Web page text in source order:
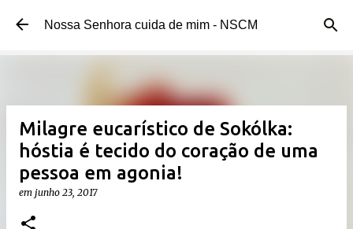
Pular para o conteúdo principal
Nossa Senhora cuida de mim - NSCM
Milagre eucarístico de Sokólka:
hóstia é tecido do coração de uma
pessoa em agonia!
em junho 23, 2017